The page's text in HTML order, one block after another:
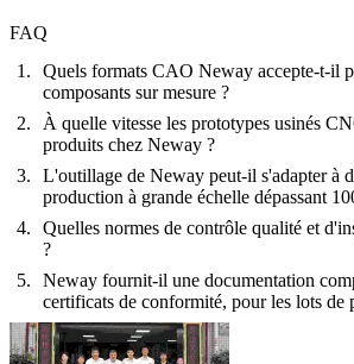
FAQ
Quels formats CAO Neway accepte-t-il
composants sur mesure ?
À quelle vitesse les prototypes usinés
produits chez Neway ?
L'outillage de Neway peut-il s'adapter à
production à grande échelle dépassant
Quelles normes de contrôle qualité et
?
Neway fournit-il une documentation
certificats de conformité, pour les lots de